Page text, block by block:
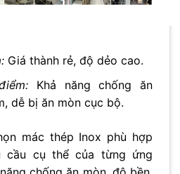
Giá thành rẻ, độ dẻo cao.
Khả năng chống ăn
dễ bị ăn mòn cục bộ.
mác thép Inox phù hợp
cầu cụ thể của từng ứng